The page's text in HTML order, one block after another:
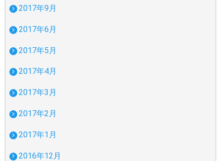
2017年9月
2017年6月
2017年5月
2017年4月
2017年3月
2017年2月
2017年1月
2016年12月